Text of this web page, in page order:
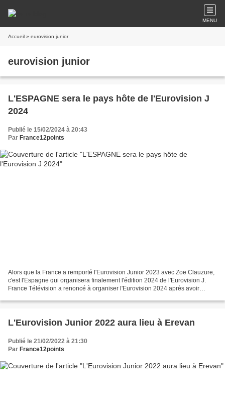
MENU
Accueil » eurovision junior
eurovision junior
L'ESPAGNE sera le pays hôte de l'Eurovision J
2024
Publié le 15/02/2024 à 20:43
Par France12points
Alors que la France a remporté l'Eurovision Junior 2023 avec Zoe Clauzure,
c'est l'Espagne qui organisera finalement l'édition 2024 de l'Eurovision J.
France Télévision a renoncé à organiser l'Eurovision 2024 après avoir
L'Eurovision Junior 2022 aura lieu à Erevan
Publié le 21/02/2022 à 21:30
Par France12points